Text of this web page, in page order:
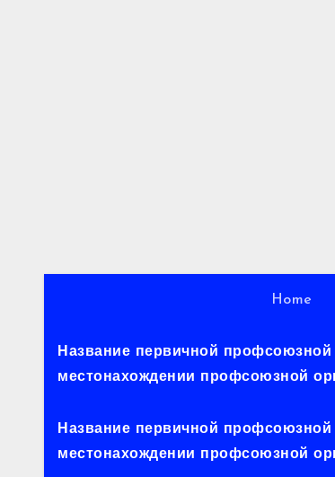
Home
Название первичной
местонахождении профсоюзной
Название первичной
местонахождении профсоюзной